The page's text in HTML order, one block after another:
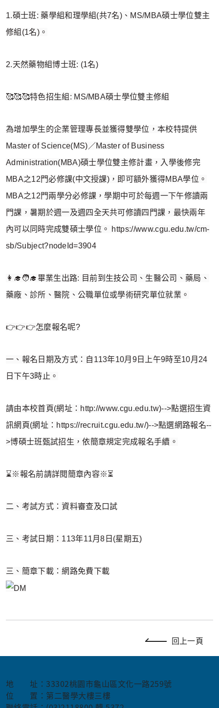
1.碩士班: 藥學組和理學組(共7名)、MS/MBA碩士學位雙主
修組(1名)。
2.天然藥物組博士班: (1名)
🥰🥰🥰特色招生組: MS/MBA碩士學位雙主修組
為增加學生的企業管理專長並獲得雙學位，本校特提供
Master of Science(MS)／Master of Business
Administration(MBA)碩士學位雙主修計畫，入學後修完
MBA之12門必修課(中文授課)，即可額外獲得MBA學位。
MBA之12門兩學分必修課，學期中可於每週一下午修讀兩
門課，暑期於週一及週四全天共可修讀四門課，最快兩年
內可以同時完成雙碩士學位。 https://www.cgu.edu.tw/cm-
sb/Subject?nodeId=3904
👩‍🎓🧑‍🎓畢業生出路: 目前到生技公司、生醫公司、藥局、
藥廠、診所、醫院、公職單位或學術研究單位就業。
👉👉👉怎麼報名呢?
一、報名日期及方式：自113年10月9日上午9時至10月24
日下午3時止。
請由本校首頁(網址：http://www.cgu.edu.tw)-->點選招生資
訊網頁(網址：https://recruit.cgu.edu.tw/)-->點選網路報名--
>博碩士班甄試招生，依簡章規定完成報名手續。
⌛️※報名前請詳閱簡章內容※⏳
二、考試方式：資料審查及口試
三、考試日期：113年11月8日(星期五)
三、簡章下載：網路免費下載
回上一頁
地 址：33302桃園市龜山區文化一路259號
位 置：第二醫學大樓三樓